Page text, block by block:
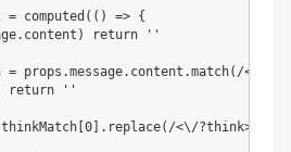
= computed ( ( ) => {
. content ) return ''
= props .message. content .match( /
return ''
thinkMatch [0] . replace( /<\/?think>